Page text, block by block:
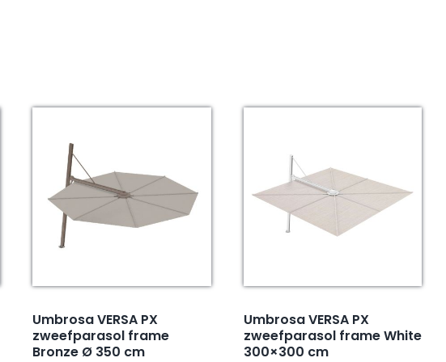
Umbrosa VERSA PX
zweefparasol frame
Bronze Ø 350 cm
Umbrosa VERSA PX
zweefparasol frame White
300×300 cm